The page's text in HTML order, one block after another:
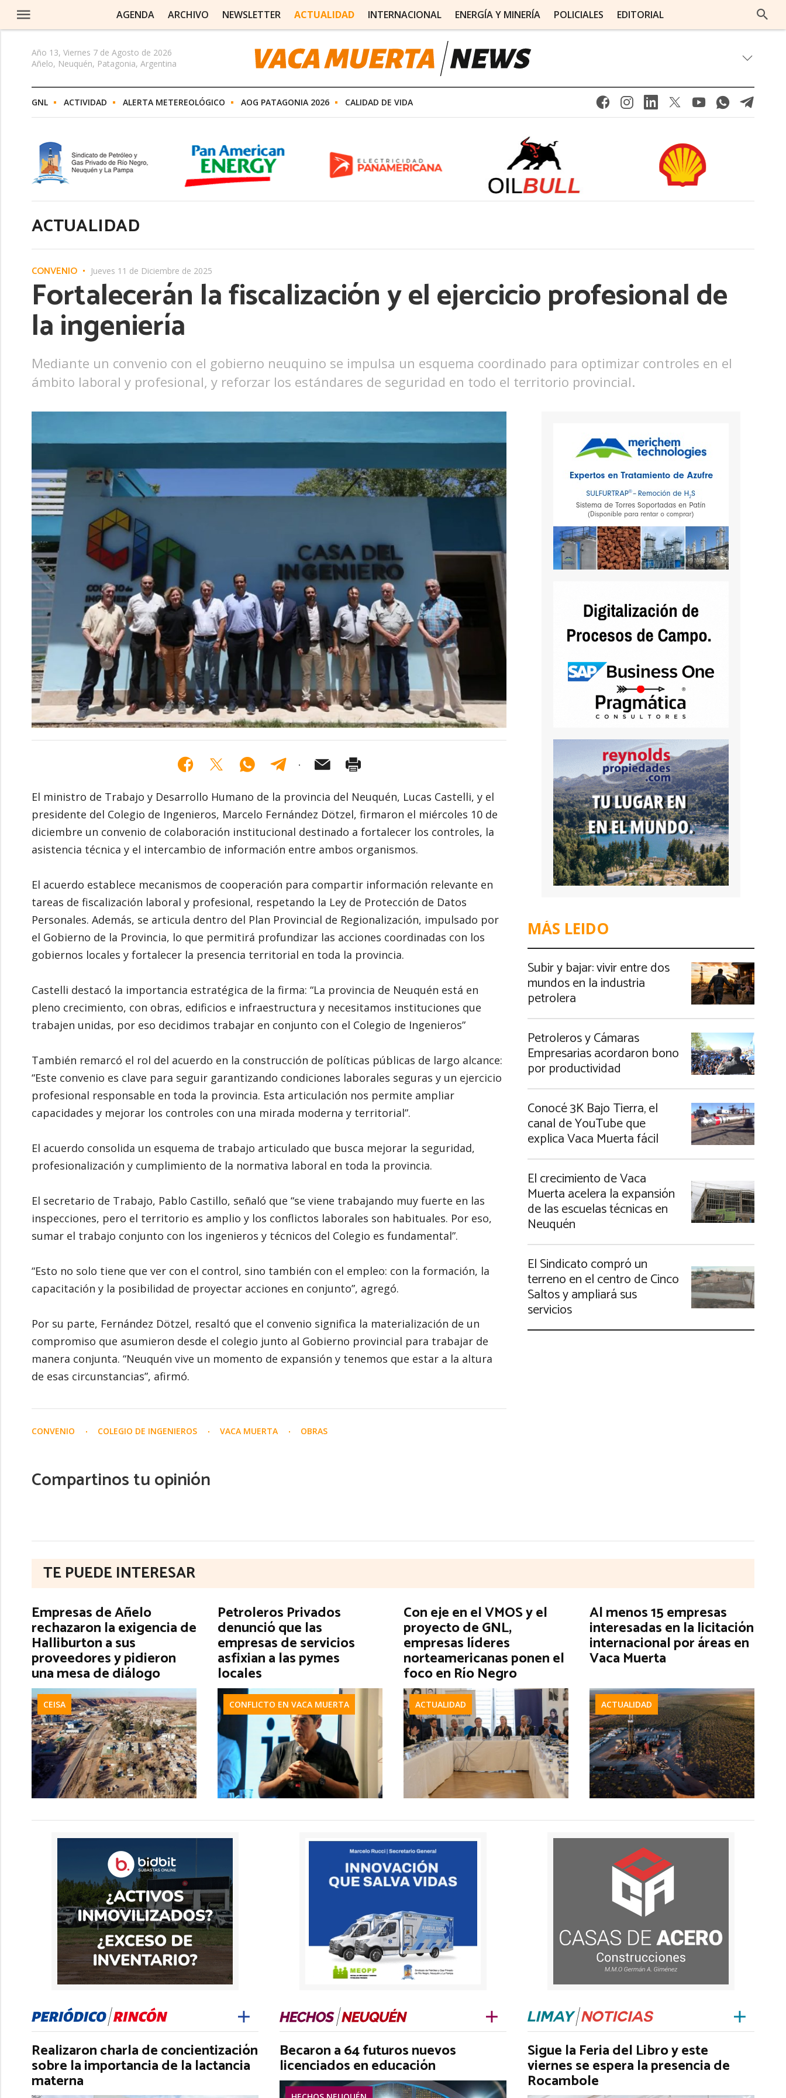
AGENDA ARCHIVO NEWSLETTER ACTUALIDAD INTERNACIONAL ENERGÍA Y MINERÍA POLICIALES EDITORIAL
Año 13, Viernes 7 de Agosto de 2026
Añelo, Neuquén, Patagonia, Argentina
GNL ACTIVIDAD ALERTA METEREOLÓGICO AOG PATAGONIA 2026 CALIDAD DE VIDA
ACTUALIDAD
CONVENIO Jueves 11 de Diciembre de 2025
Fortalecerán la fiscalización y el ejercicio profesional de
la ingeniería
Mediante un convenio con el gobierno neuquino se impulsa un esquema coordinado para optimizar controles en el
ámbito laboral y profesional, y reforzar los estándares de seguridad en todo el territorio provincial.
El ministro de Trabajo y Desarrollo Humano de la provincia del Neuquén, Lucas Castelli, y el
presidente del Colegio de Ingenieros, Marcelo Fernández Dötzel, firmaron el miércoles 10 de
diciembre un convenio de colaboración institucional destinado a fortalecer los controles, la
asistencia técnica y el intercambio de información entre ambos organismos.
El acuerdo establece mecanismos de cooperación para compartir información relevante en
tareas de fiscalización laboral y profesional, respetando la Ley de Protección de Datos
Personales. Además, se articula dentro del Plan Provincial de Regionalización, impulsado por
el Gobierno de la Provincia, lo que permitirá profundizar las acciones coordinadas con los
gobiernos locales y fortalecer la presencia territorial en toda la provincia.
Castelli destacó la importancia estratégica de la firma: “La provincia de Neuquén está en
pleno crecimiento, con obras, edificios e infraestructura y necesitamos instituciones que
trabajen unidas, por eso decidimos trabajar en conjunto con el Colegio de Ingenieros”
También remarcó el rol del acuerdo en la construcción de políticas públicas de largo alcance:
“Este convenio es clave para seguir garantizando condiciones laborales seguras y un ejercicio
profesional responsable en toda la provincia. Esta articulación nos permite ampliar
capacidades y mejorar los controles con una mirada moderna y territorial”.
El acuerdo consolida un esquema de trabajo articulado que busca mejorar la seguridad,
profesionalización y cumplimiento de la normativa laboral en toda la provincia.
El secretario de Trabajo, Pablo Castillo, señaló que “se viene trabajando muy fuerte en las
inspecciones, pero el territorio es amplio y los conflictos laborales son habituales. Por eso,
sumar el trabajo conjunto con los ingenieros y técnicos del Colegio es fundamental”.
“Esto no solo tiene que ver con el control, sino también con el empleo: con la formación, la
capacitación y la posibilidad de proyectar acciones en conjunto”, agregó.
Por su parte, Fernández Dötzel, resaltó que el convenio significa la materialización de un
compromiso que asumieron desde el colegio junto al Gobierno provincial para trabajar de
manera conjunta. “Neuquén vive un momento de expansión y tenemos que estar a la altura
de esas circunstancias”, afirmó.
CONVENIO COLEGIO DE INGENIEROS VACA MUERTA OBRAS
Compartinos tu opinión
MÁS LEIDO
Subir y bajar: vivir entre dos
mundos en la industria
petrolera
Petroleros y Cámaras
Empresarias acordaron bono
por productividad
Conocé 3K Bajo Tierra, el
canal de YouTube que
explica Vaca Muerta fácil
El crecimiento de Vaca
Muerta acelera la expansión
de las escuelas técnicas en
Neuquén
El Sindicato compró un
terreno en el centro de Cinco
Saltos y ampliará sus
servicios
TE PUEDE INTERESAR
Empresas de Añelo
rechazaron la exigencia de
Halliburton a sus
proveedores y pidieron
una mesa de diálogo
CEISA
Petroleros Privados
denunció que las
empresas de servicios
asfixian a las pymes
locales
CONFLICTO EN VACA MUERTA
Con eje en el VMOS y el
proyecto de GNL,
empresas líderes
norteamericanas ponen el
foco en Río Negro
ACTUALIDAD
Al menos 15 empresas
interesadas en la licitación
internacional por áreas en
Vaca Muerta
ACTUALIDAD
Realizaron charla de concientización
sobre la importancia de la lactancia
materna
Becaron a 64 futuros nuevos
licenciados en educación
Sigue la Feria del Libro y este
viernes se espera la presencia de
Rocambole